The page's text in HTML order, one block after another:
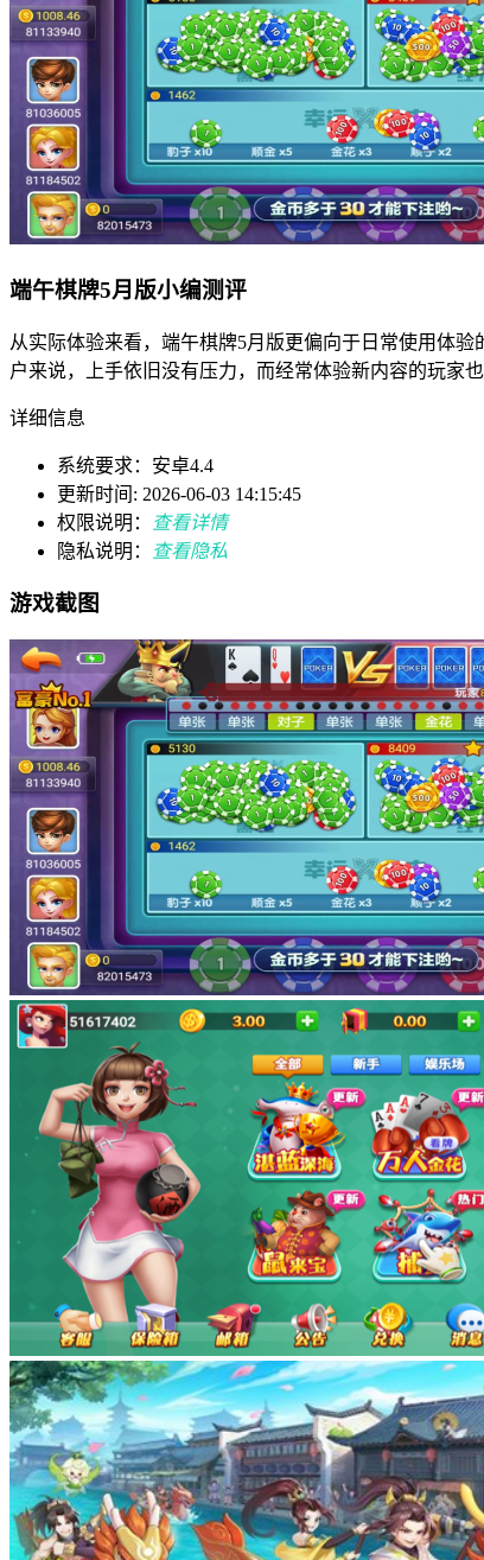
端午棋牌5月版小编测评
从实际体验来看，端午棋牌5月版更偏向于日常使用体
户来说，上手依旧没有压力，而经常体验新内容的玩家
详细信息
系统要求：安卓4.4
更新时间: 2026-06-03 14:15:45
权限说明：
查看详情
隐私说明：
查看隐私
游戏截图